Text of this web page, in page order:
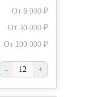
От 6 000 ₽
От 30 000 ₽
От 100 000 ₽
- +